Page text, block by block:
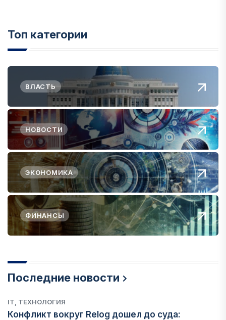
Топ категории
ВЛАСТЬ
НОВОСТИ
ЭКОНОМИКА
ФИНАНСЫ
Последние новости
IT, ТЕХНОЛОГИЯ
Конфликт вокруг Relog дошел до суда: